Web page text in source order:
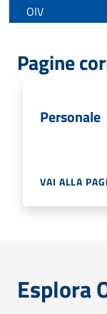
OIV
Pagine
Personale
VAI ALLA
Esplora